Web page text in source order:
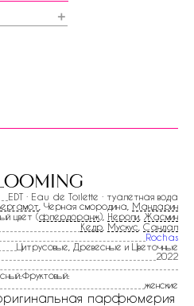
＋
EDT · Eau de Toilette · туалетная вода
, Черная смородина, Мандарин
цвет (флердоранж), Нероли Жасмин
Кедр Мускус Сандал
Rochas
Цитрусовые, Древесные и Цветочные
2022
женские
парфюмерия